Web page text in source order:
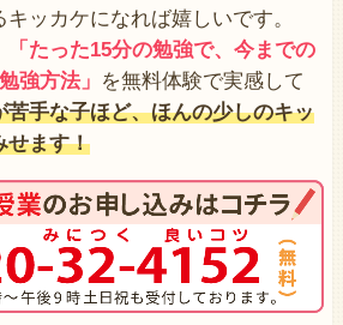
ッカケになれば嬉しいです。
「たった15分の勉強で、今までの
強方法」 を無料体験で実感して
苦手な子ほど、ほんの少しのキッ
せます！